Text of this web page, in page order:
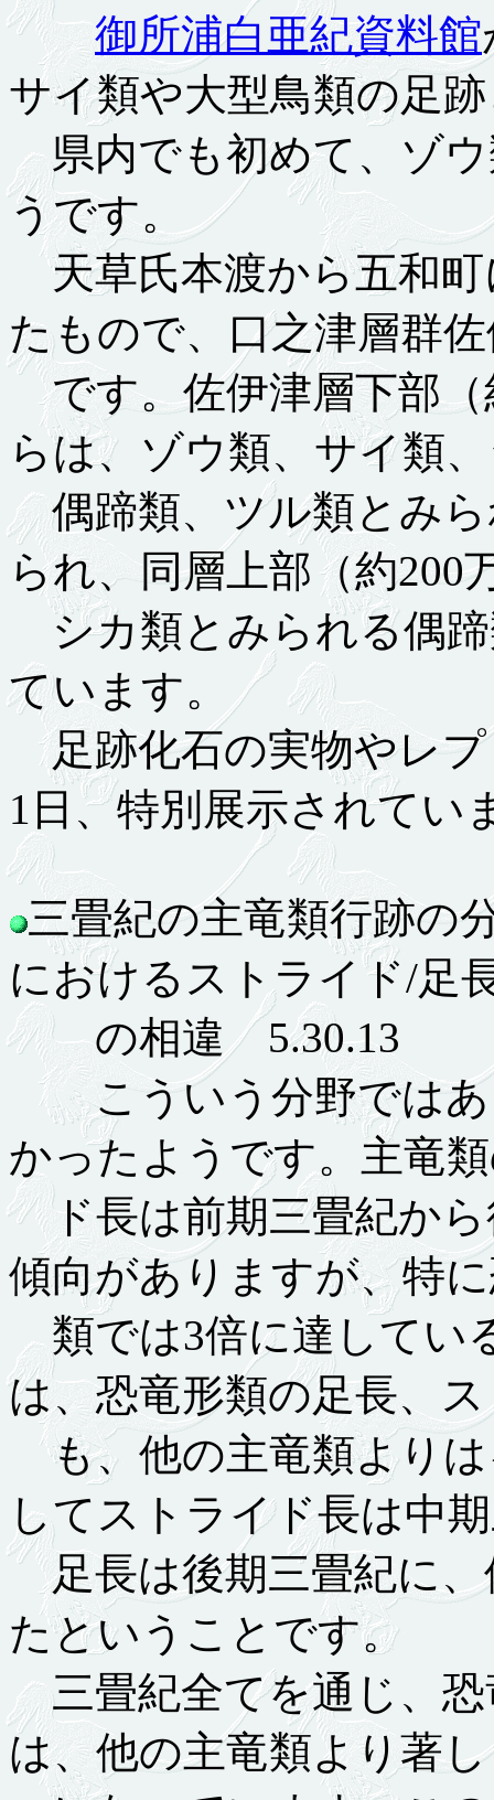
御所浦白亜紀資料館
サイ類や大型鳥類の足
県内でも初めて、ゾウ
うです。
天草氏本渡から五和
たもので、口之津層群
です。佐伊津層下部（
らは、ゾウ類、サイ類
偶蹄類、ツル類とみら
られ、同層上部（約200
シカ類とみられる偶
ています。
足跡化石の実物やレプ
1日、特別展示されてい
三畳紀の主竜類行跡の
におけるストライド/足
の相違 5.30.13
こういう分野ではあ
かったようです。主竜
ド長は前期三畳紀から
傾向がありますが、特
類では3倍に達してい
は、恐竜形類の足長、
も、他の主竜類より
してストライド長は中
足長は後期三畳紀に、
たということです。
三畳紀全てを通じ、恐
は、他の主竜類より著